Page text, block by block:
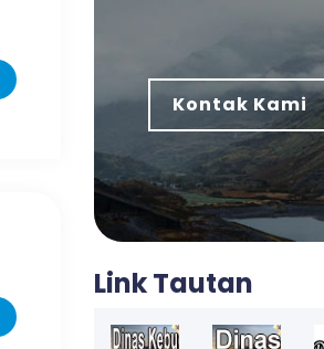
Kontak Kami
Link Tautan